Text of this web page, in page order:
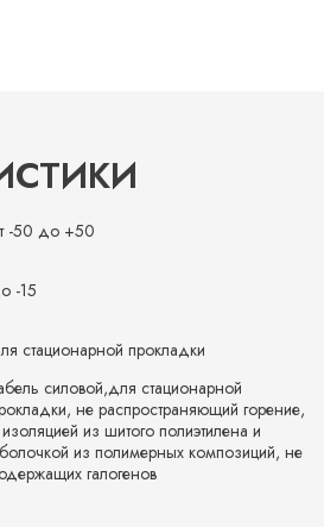
-50 до +50
-15
стационарной прокладки
силовой,для стационарной
не распространяющий горение,
из шитого полиэтилена и
из полимерных композиций, не
галогенов